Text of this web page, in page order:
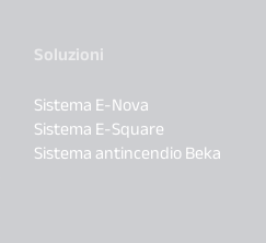
Soluzioni
Sistema E-Nova
Sistema E-Square
Sistema antincendio Beka